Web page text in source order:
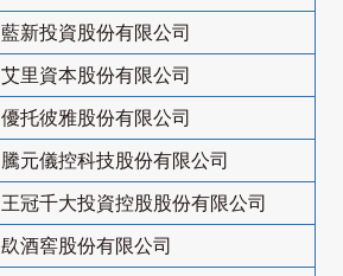
藍新投資股份有限公司
艾里資本股份有限公司
優托彼雅股份有限公司
騰元儀控科技股份有限公司
王冠千大投資控股股份有限公司
镹酒窖股份有限公司